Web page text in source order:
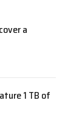
a
1 TB of